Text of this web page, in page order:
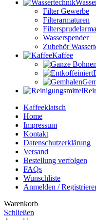
Filter Gewerbe
Filterarmaturen
Wasserspender
Zubehör
Kaffee
Kaffeeklatsch
Home
Impressum
Kontakt
Datenschutzerklärung
Versand
Bestellung verfolgen
FAQs
Wunschliste
Anmelden /
Warenkorb
Schließen